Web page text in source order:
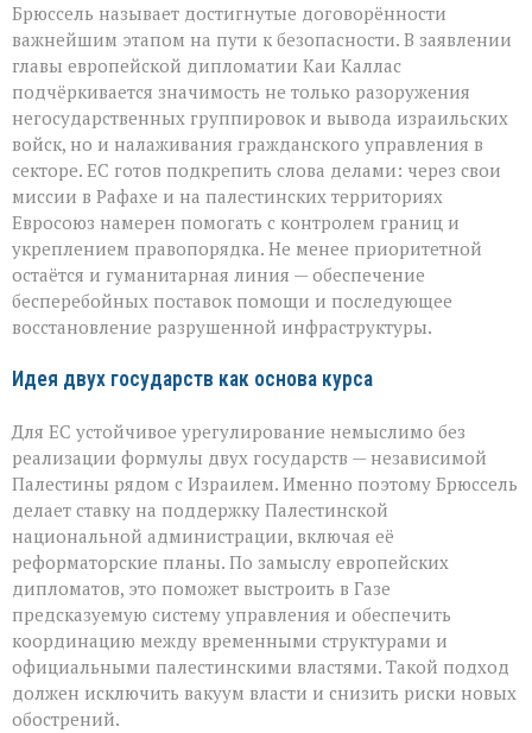
Брюссель называет достигнутые договорённости
важнейшим этапом на пути к безопасности. В заявлении
главы европейской дипломатии Каи Каллас
подчёркивается значимость не только разоружения
негосударственных группировок и вывода израильских
войск, но и налаживания гражданского управления в
секторе. ЕС готов подкрепить слова делами: через свои
миссии в Рафахе и на палестинских территориях
Евросоюз намерен помогать с контролем границ и
укреплением правопорядка. Не менее приоритетной
остаётся и гуманитарная линия — обеспечение
бесперебойных поставок помощи и последующее
восстановление разрушенной инфраструктуры.
Идея двух государств как основа курса
Для ЕС устойчивое урегулирование немыслимо без
реализации формулы двух государств — независимой
Палестины рядом с Израилем. Именно поэтому Брюссель
делает ставку на поддержку Палестинской
национальной администрации, включая её
реформаторские планы. По замыслу европейских
дипломатов, это поможет выстроить в Газе
предсказуемую систему управления и обеспечить
координацию между временными структурами и
официальными палестинскими властями. Такой подход
должен исключить вакуум власти и снизить риски новых
обострений.